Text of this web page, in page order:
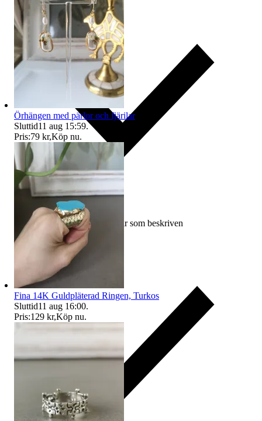
Ersättning om varan inte är som beskriven
Örhängen med pärlor och fjärilar
Sluttid11 aug 15:59.
Pris:79 kr,Köp nu.
Fina 14K Guldpläterad Ringen, Turkos
Sluttid11 aug 16:00.
Pris:129 kr,Köp nu.